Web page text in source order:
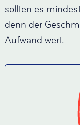
sollten es
denn der
Aufwand wert.